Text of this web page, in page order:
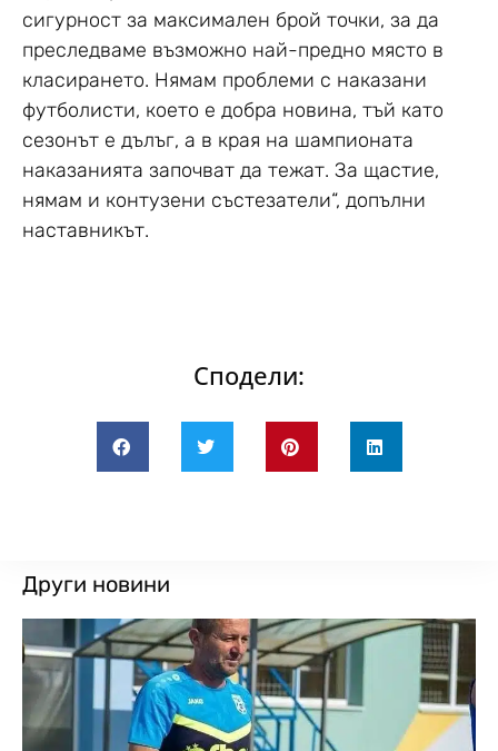
сигурност за максимален брой точки, за да
преследваме възможно най-предно място в
класирането. Нямам проблеми с наказани
футболисти, което е добра новина, тъй като
сезонът е дълъг, а в края на шампионата
наказанията започват да тежат. За щастие,
нямам и контузени състезатели“, допълни
наставникът.
Сподели:
Други новини